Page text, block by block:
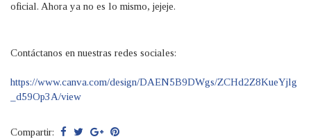
oficial. Ahora ya no es lo mismo, jejeje.
Contáctanos en nuestras redes sociales:
https://www.canva.com/design/DAEN5B9DWgs/ZCHd2Z8KueYjlg
_d59Op3A/view
Compartir: